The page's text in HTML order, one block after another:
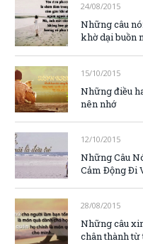
24/08/2015
Những câu
khờ dại buồn
15/10/2015
Những điều
nên nhớ
12/10/2015
Những Câu
Cảm Động Đi
28/08/2015
Những câu
chân thành